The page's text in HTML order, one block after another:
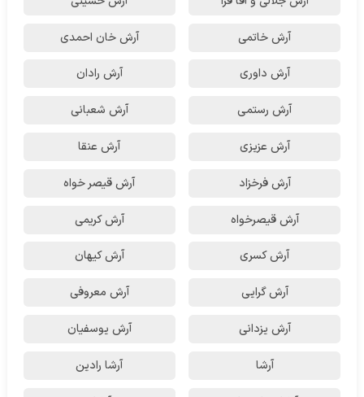
آرش خاتمی آرش خان احمدی
آرش داوری آرش رادان
آرش رستمى آرش شعبانی
آرش عزیزی آرش عنقا
آرش فرخزاد آرش قیصر خواه
آرش قیصرخواه آرش کریمی
آرش کسری آرش کیهان
آرش گرایی آرش معروفی
آرش یزدانی آرش یوسفیان
آرشا آرشا رادین